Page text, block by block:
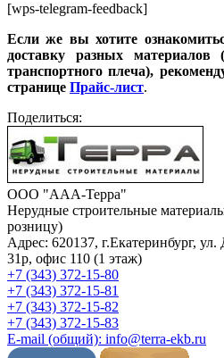
[wps-telegram-feedback]
Если же вы хотите
доставку разных материалов
транспортного плеча),
странице Прайс-лист.
Поделиться:
ООО "ААА-Терра"
Нерудные строительные
розницу)
Адрес: 620137, г.Екатеринбург,
31р, офис 110 (1 этаж)
+7 (343) 372-15-80
+7 (343) 372-15-81
+7 (343) 372-15-82
+7 (343) 372-15-83
E-mail (общий): info@terra-ekb.ru